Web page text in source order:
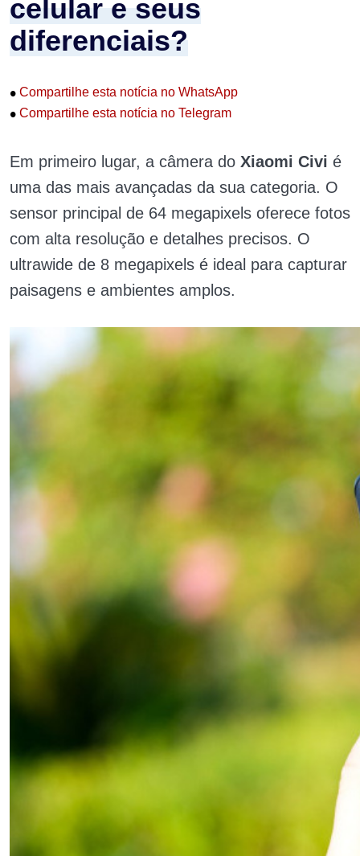
celular e seus
diferenciais?
• Compartilhe esta notícia no WhatsApp
• Compartilhe esta notícia no Telegram
Em primeiro lugar, a câmera do Xiaomi Civi é
uma das mais avançadas da sua categoria. O
sensor principal de 64 megapixels oferece fotos
com alta resolução e detalhes precisos. O
ultrawide de 8 megapixels é ideal para capturar
paisagens e ambientes amplos.